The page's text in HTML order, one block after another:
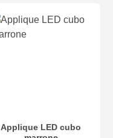
Applique LED cubo